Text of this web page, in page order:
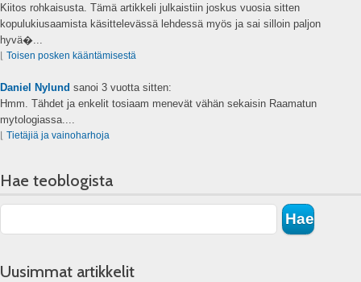
Kiitos rohkaisusta. Tämä artikkeli julkaistiin joskus vuosia sitten
kopulukiusaamista käsittelevässä lehdessä myös ja sai silloin paljon
hyvä�...
Toisen posken kääntämisestä
Daniel Nylund sanoi 3 vuotta sitten:
Hmm. Tähdet ja enkelit tosiaam menevät vähän sekaisin Raamatun
mytologiassa....
Tietäjiä ja vainoharhoja
Hae teoblogista
Uusimmat artikkelit